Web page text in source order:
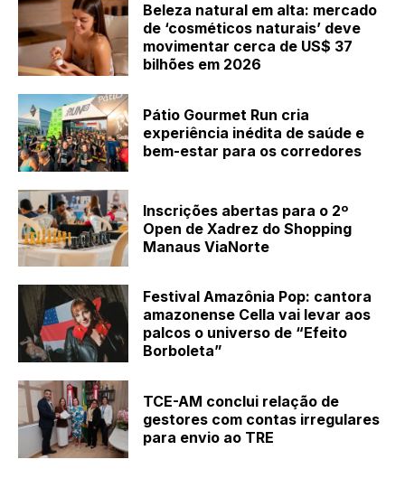
Beleza natural em alta: mercado
de ‘cosméticos naturais’ deve
movimentar cerca de US$ 37
bilhões em 2026
Pátio Gourmet Run cria
experiência inédita de saúde e
bem-estar para os corredores
Inscrições abertas para o 2º
Open de Xadrez do Shopping
Manaus ViaNorte
Festival Amazônia Pop: cantora
amazonense Cella vai levar aos
palcos o universo de “Efeito
Borboleta”
TCE-AM conclui relação de
gestores com contas irregulares
para envio ao TRE